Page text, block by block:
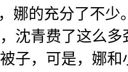
娜的充分了不
沈青费了这么多
子，可是，娜